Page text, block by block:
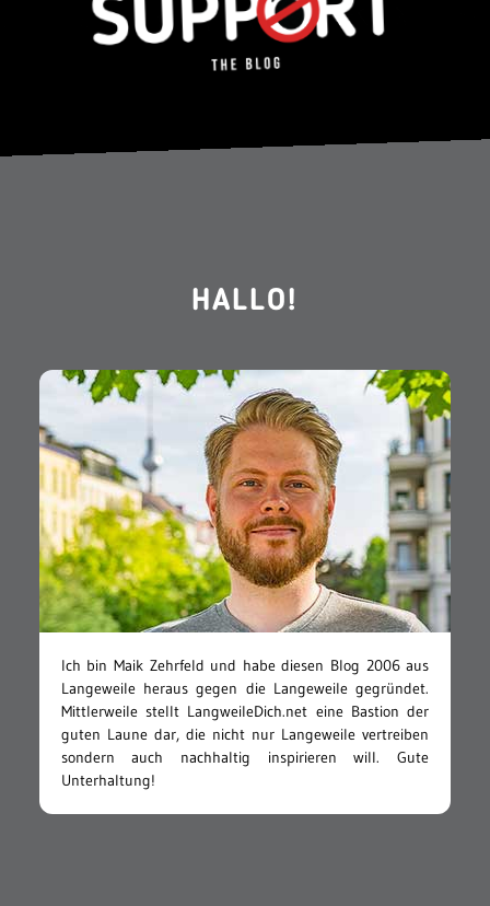
HALLO!
Ich bin Maik Zehrfeld und habe diesen Blog 2006 aus
Langeweile heraus gegen die Langeweile gegründet.
Mittlerweile stellt LangweileDich.net eine Bastion der
guten Laune dar, die nicht nur Langeweile vertreiben
sondern auch nachhaltig inspirieren will. Gute
Unterhaltung!